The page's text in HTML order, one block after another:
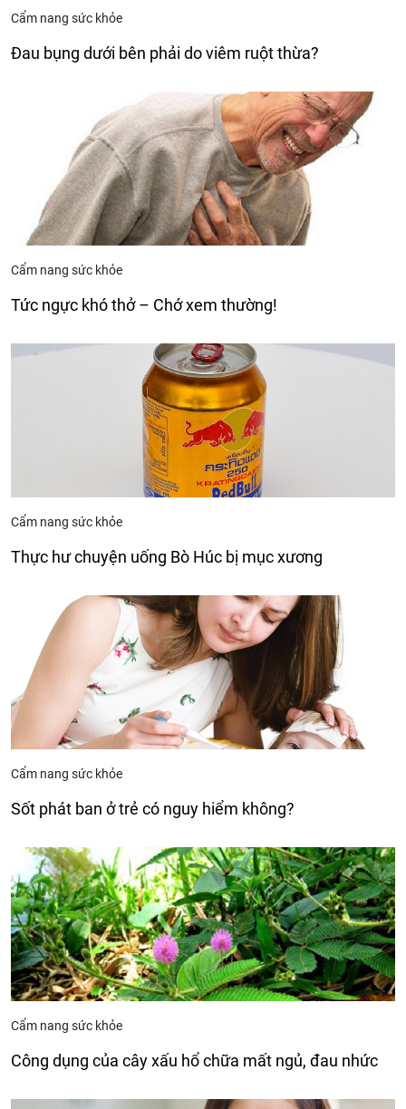
Cẩm nang sức khỏe
Đau bụng dưới bên phải do viêm ruột thừa?
Cẩm nang sức khỏe
Tức ngực khó thở – Chớ xem thường!
Cẩm nang sức khỏe
Thực hư chuyện uống Bò Húc bị mục xương
Cẩm nang sức khỏe
Sốt phát ban ở trẻ có nguy hiểm không?
Cẩm nang sức khỏe
Công dụng của cây xấu hổ chữa mất ngủ, đau nhức